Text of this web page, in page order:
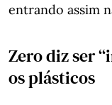
entrando assim
Zero diz ser
os plásticos